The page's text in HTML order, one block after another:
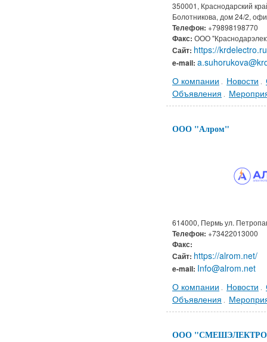
350001, Краснодарский
Болотникова, дом 24/2,
Телефон: +79898198770
Факс: ООО
Сайт: https://
e-mail:
О компании . Новости .
Объявления .
ООО "Алром"
614000, Пермь ул.
Телефон: +73422013000
Факс:
Сайт: https://alrom.net/
e-mail: Info@alrom.net
О компании . Новости .
Объявления .
ООО